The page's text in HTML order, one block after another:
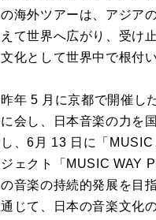
の海外ツアーは、アジア
えて世界へ広がり、受け
文化として世界中で根付
昨年 5 月に京都で開催し
に会し、日本音楽の力を
し、6月 13 日に「
ジェクト「MUSIC WAY
の音楽の持続的発展を目
通じて、日本の音楽文化